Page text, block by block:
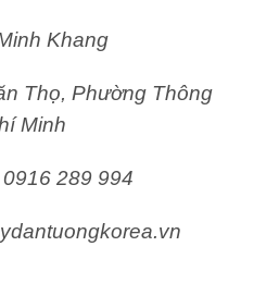
Khang
Thọ, Phường Thông
Minh
289 994